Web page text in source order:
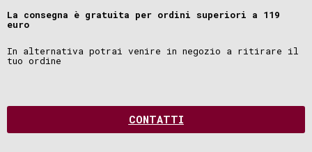
La consegna è gratuita per ordini superiori a 119
euro
In alternativa potrai venire in negozio a ritirare il
tuo ordine
CONTATTI